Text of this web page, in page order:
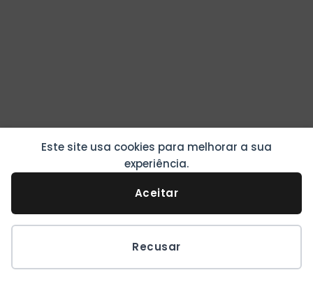
Este site usa cookies para melhorar a sua
experiência.
Aceitar
Recusar